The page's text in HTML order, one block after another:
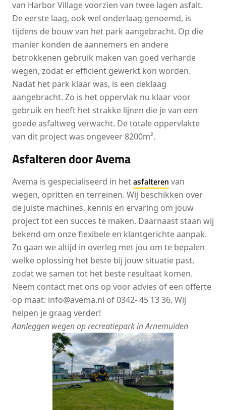
van Harbor Village voorzien van twee lagen asfalt.
De eerste laag, ook wel onderlaag genoemd, is
tijdens de bouw van het park aangebracht. Op die
manier konden de aannemers en andere
betrokkenen gebruik maken van goed verharde
wegen, zodat er efficiënt gewerkt kon worden.
Nadat het park klaar was, is een deklaag
aangebracht. Zo is het oppervlak nu klaar voor
gebruik en heeft het strakke lijnen die je van een
goede asfaltweg verwacht. De totale oppervlakte
van dit project was ongeveer 8200m².
Asfalteren door Avema
Avema is gespecialiseerd in hetasfalteren van
wegen, opritten en terreinen. Wij beschikken over
de juiste machines, kennis en ervaring om jouw
project tot een succes te maken. Daarnaast staan wij
bekend om onze flexibele en klantgerichte aanpak.
Zo gaan we altijd in overleg met jou om te bepalen
welke oplossing het beste bij jouw situatie past,
zodat we samen tot het beste resultaat komen.
Neem contact met ons op voor advies of een offerte
op maat: info@avema.nl of 0342- 45 13 36. Wij
helpen je graag verder!
Aanleggen wegen op recreatiepark in Arnemuiden